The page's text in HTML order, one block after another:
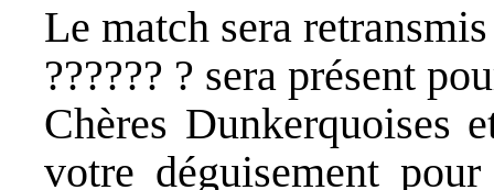
Le match sera
?????? ? sera présent
Chères Dunkerquoises
votre déguisement